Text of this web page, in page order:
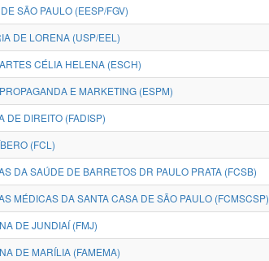
SÃO PAULO (EESP/FGV)
DE LORENA (USP/EEL)
CÉLIA HELENA (ESCH)
E MARKETING (ESPM)
DE DIREITO (FADISP)
FACULDADE CÁSPER LÍBERO (FCL)
DA SAÚDE DE BARRETOS DR PAULO PRATA (FCSB)
MÉDICAS DA SANTA CASA DE SÃO PAULO (FCMSCSP)
DE JUNDIAÍ (FMJ)
DE MARÍLIA (FAMEMA)